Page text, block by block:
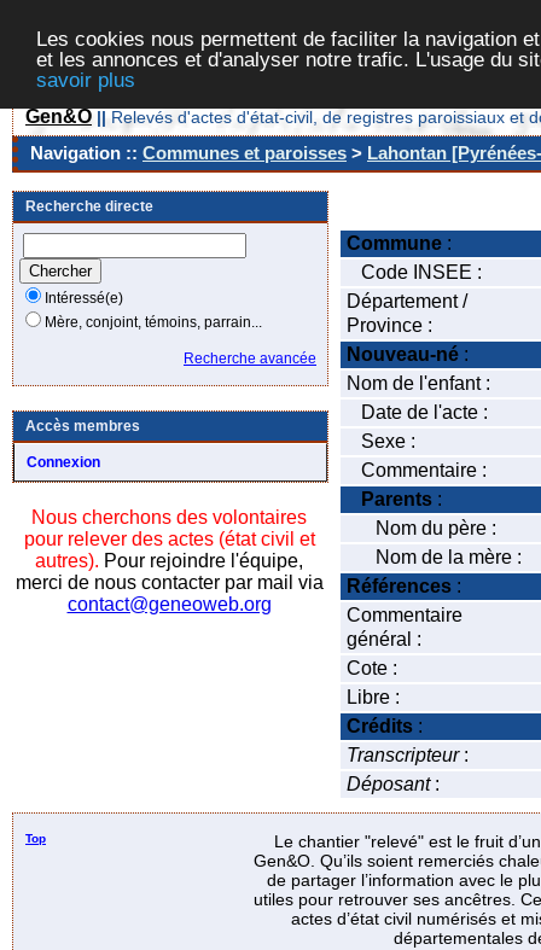
Les cookies nous permettent de faciliter la navigation
et les annonces et d'analyser notre trafic. L'usage du
savoir plus
Gen&O || Relevés d'actes d'état-civil, de registres paroissiaux et
Navigation :: Communes et paroisses > Lahontan
Recherche directe
Intéressé(e)
Mère, conjoint, témoins, parrain...
Recherche avancée
Accès membres
Connexion
Nous cherchons des volontaires
pour relever des actes (état civil et
autres). Pour rejoindre l'équipe,
merci de nous contacter par mail via
contact@geneoweb.org
Commune :
Code INSEE :
Département /
Province :
Nouveau-né :
Nom de l'enfant :
Date de l'acte :
Sexe :
Commentaire :
Parents :
Nom du père :
Nom de la mère :
Références :
Commentaire
général :
Cote :
Libre :
Crédits :
Transcripteur:
Déposant:
Top
Le chantier "relevé" est le fruit
Gen&O. Qu’ils soient remerciés
de partager l’information avec le
utiles pour retrouver ses ancêtres.
actes d’état civil numérisés et
départementales